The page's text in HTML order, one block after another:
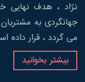
نژاد ، هدف نهایی
جهانگردی به
می گردد ، قرار داده
بیشتر بخوانید